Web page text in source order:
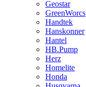
Geostar
GreenWorcs
Handtek
Hanskonner
Hantel
HB.Pump
Herz
Homelite
Honda